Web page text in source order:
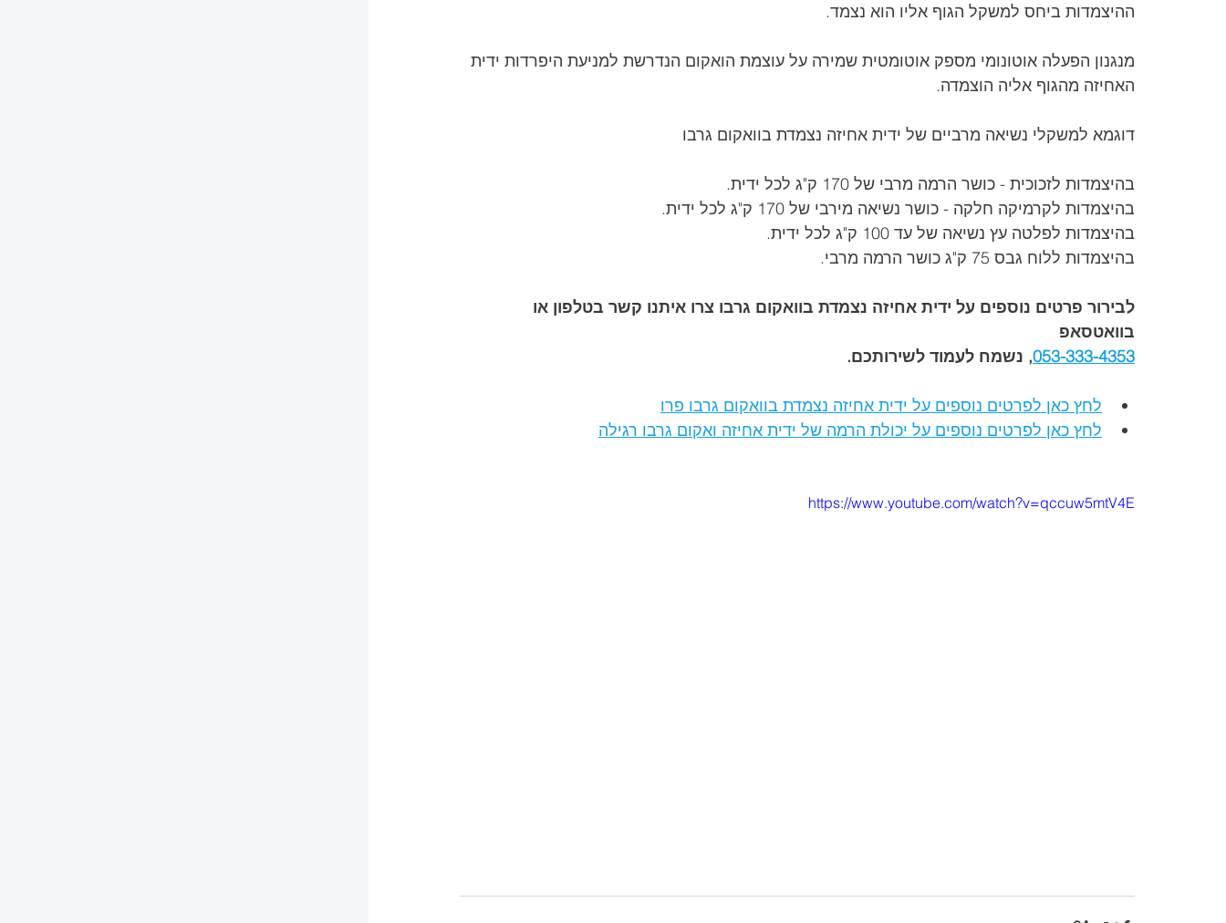
ההיצמדות ביחס למשקל הגוף אליו הוא נצמד.
מנגנון הפעלה אוטונומי מספק אוטומטית שמירה על עוצמת הואקום הנדרשת למניעת היפרדות ידית
האחיזה מהגוף אליה הוצמדה.
דוגמא למשקלי נשיאה מרביים של ידית אחיזה נצמדת בוואקום גרבו
בהיצמדות לזכוכית - כושר הרמה מרבי של 170 ק"ג לכל ידית.
בהיצמדות לקרמיקה חלקה - כושר נשיאה מירבי של 170 ק"ג לכל ידית.
בהיצמדות לפלטה עץ נשיאה של עד 100 ק"ג לכל ידית.
בהיצמדות ללוח גבס 75 ק"ג כושר הרמה מרבי.
לבירור פרטים נוספים על ידית אחיזה נצמדת בוואקום גרבו צרו איתנו קשר בטלפון או
בוואטסאפ
053-333-4353, נשמח לעמוד לשירותכם.
לחץ כאן לפרטים נוספים על ידית אחיזה נצמדת בוואקום גרבו פרו
לחץ כאן לפרטים נוספים על יכולת הרמה של ידית אחיזה ואקום גרבו רגילה
https://www.youtube.com/watch?v=qccuw5mtV4E